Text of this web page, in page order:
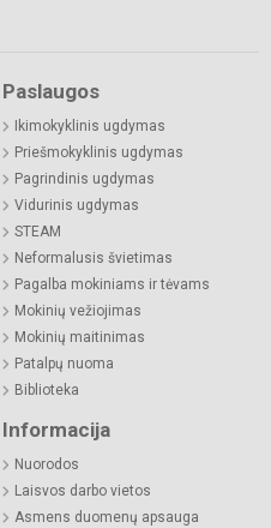
Paslaugos
Ikimokyklinis ugdymas
Priešmokyklinis ugdymas
Pagrindinis ugdymas
Vidurinis ugdymas
STEAM
Neformalusis švietimas
Pagalba mokiniams ir tėvams
Mokinių vežiojimas
Mokinių maitinimas
Patalpų nuoma
Biblioteka
Informacija
Nuorodos
Laisvos darbo vietos
Asmens duomenų apsauga